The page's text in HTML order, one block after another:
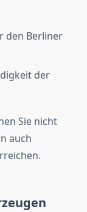
den Berliner
der
Sie nicht
auch